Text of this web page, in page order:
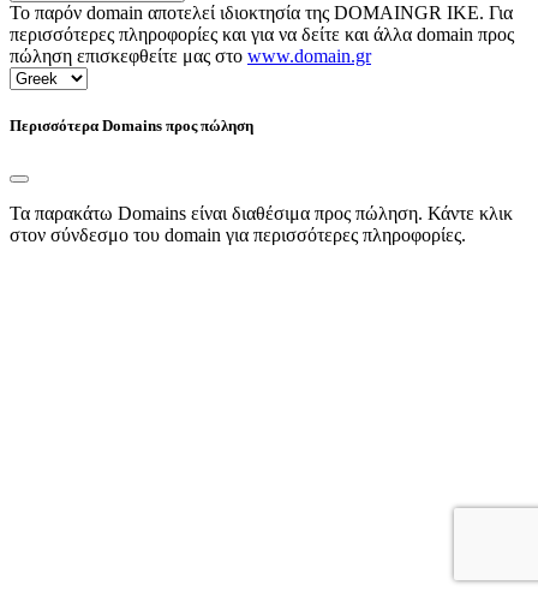
Το παρόν domain αποτελεί ιδιοκτησία της DOMAINGR ΙΚΕ. Για
περισσότερες πληροφορίες και για να δείτε και άλλα domain προς
πώληση επισκεφθείτε μας στο www.domain.gr
Περισσότερα Domains προς πώληση
Τα παρακάτω Domains είναι διαθέσιμα προς πώληση. Κάντε κλικ
στον σύνδεσμο του domain για περισσότερες πληροφορίες.